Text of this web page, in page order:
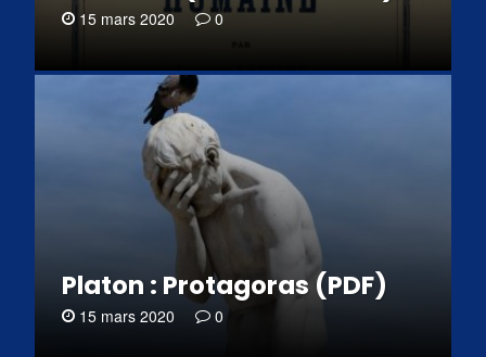
15 mars 2020 0
Platon : Protagoras (PDF)
15 mars 2020 0